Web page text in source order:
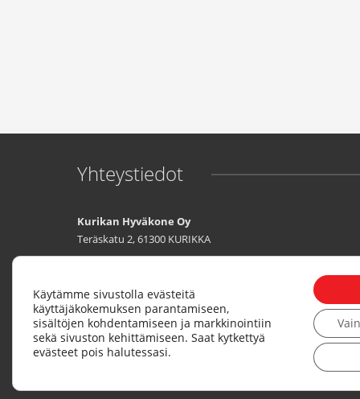
Yhteystiedot
Kurikan Hyväkone Oy
Teräskatu 2, 61300 KURIKKA
Vesa-Matti Keskimäki0400 172 005
Y-tunnus: 3340784-3
myynti@hyvakone.com
Käytämme sivustolla evästeitä
käyttäjäkokemuksen parantamiseen,
sisältöjen kohdentamiseen ja markkinointiin
sekä sivuston kehittämiseen. Saat kytkettyä
evästeet pois halutessasi.